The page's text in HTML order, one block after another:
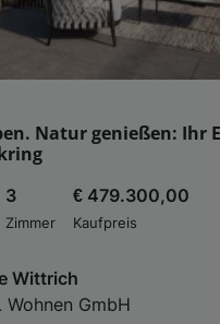
Natur genießen: Ihr
3
Zimmer
€ 479.300,00
Kaufpreis
Wittrich
Wohnen GmbH